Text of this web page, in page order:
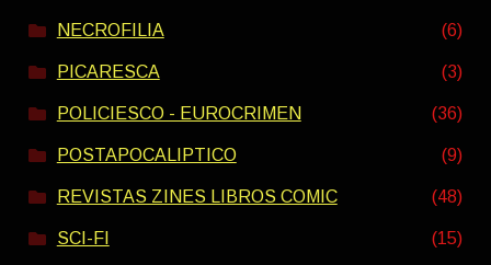
NECROFILIA (6)
PICARESCA (3)
POLICIESCO - EUROCRIMEN (36)
POSTAPOCALIPTICO (9)
REVISTAS ZINES LIBROS COMIC (48)
SCI-FI (15)